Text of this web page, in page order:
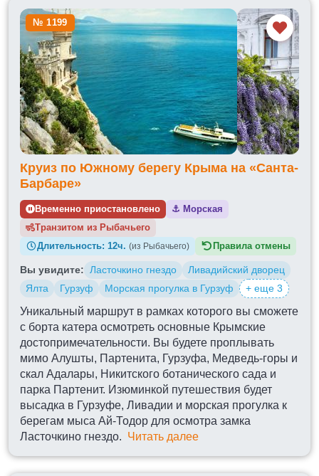
№ 1199
Круиз по Южному берегу Крыма на «Санта-
Барбаре»
Временно приостановлено ⚓ Морская
Транзитом из
Длительность: 12ч. (из Рыбачьего) Правила отмены
Вы увидите: Ласточкино гнездо
Ливадийский дворец
Ялта
Гурзуф Морская прогулка в Гурзуф + еще 3
Уникальный маршрут в рамках которого вы сможете
с борта катера осмотреть основные Крымские
достопримечательности. Вы будете проплывать
мимо Алушты, Партенита, Гурзуфа, Медведь-горы и
скал Адалары, Никитского ботанического сада и
парка Партенит. Изюминкой путешествия будет
высадка в Гурзуфе, Ливадии и морская прогулка к
берегам мыса Ай-Тодор для осмотра замка
Ласточкино гнездо. Читать далее